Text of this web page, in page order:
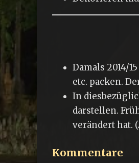
Damals 2014/
etc. packen.
In
darstellen.
verändert hat.
Kommentare